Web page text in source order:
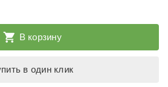
В корзину
в один клик